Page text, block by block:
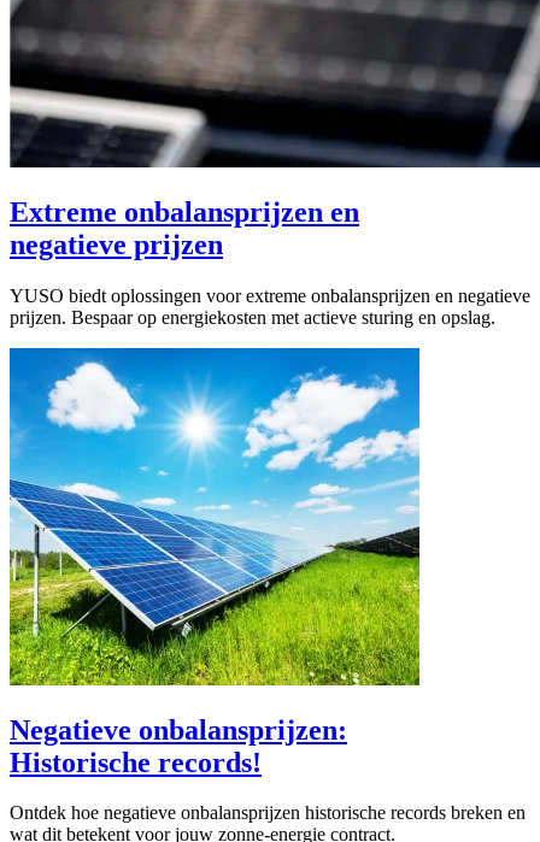
Extreme onbalansprijzen en
negatieve prijzen
YUSO biedt oplossingen voor extreme onbalansprijzen en negatieve
prijzen. Bespaar op energiekosten met actieve sturing en opslag.
Negatieve onbalansprijzen:
Historische records!
Ontdek hoe negatieve onbalansprijzen historische records breken en
wat dit betekent voor jouw zonne-energie contract.